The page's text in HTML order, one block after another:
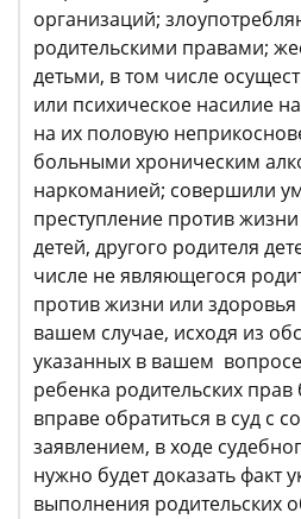
организаций;
родительскими правами;
детьми, в том числе
или психическое насилие
на их половую
больными хроническим
наркоманией; совершили
преступление против
детей, другого родителя
числе не являющегося
против жизни или
вашем случае, исходя из
указанных в вашем
ребенка родительских
вправе обратиться в суд с
заявлением, в ходе
нужно будет доказать факт
выполнения родительских